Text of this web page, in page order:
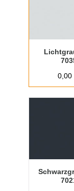
0,00